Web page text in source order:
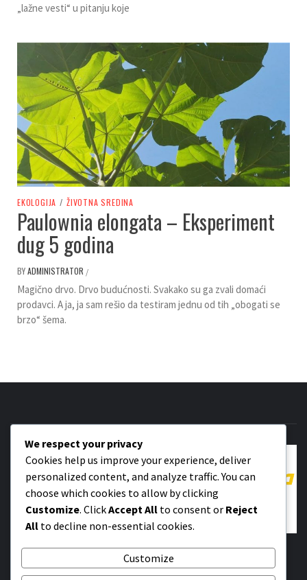
„lažne vesti“ u pitanju koje
EKOLOGIJA / ŽIVOTNA SREDINA
Paulownia elongata – Eksperiment
dug 5 godina
BYADMINISTRATOR /
Magično drvo. Drvo budućnosti. Svakako su ga zvali domaći
prodavci. A ja, ja sam rešio da testiram jednu od tih „obogati se
brzo“ šema.
SADA ZNAM
We respect your privacy
Cookies help us improve your experience, deliver
personalized content, and analyze traffic. You can
choose which cookies to allow by clicking
Customize. ClickAccept All to consent or Reject
All to decline non-essential cookies.
Customize